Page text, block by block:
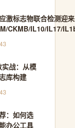
激标志物联合检测迎
CKMB/IL10/IL17/
战：从模
库构建
：如何选
办公工具